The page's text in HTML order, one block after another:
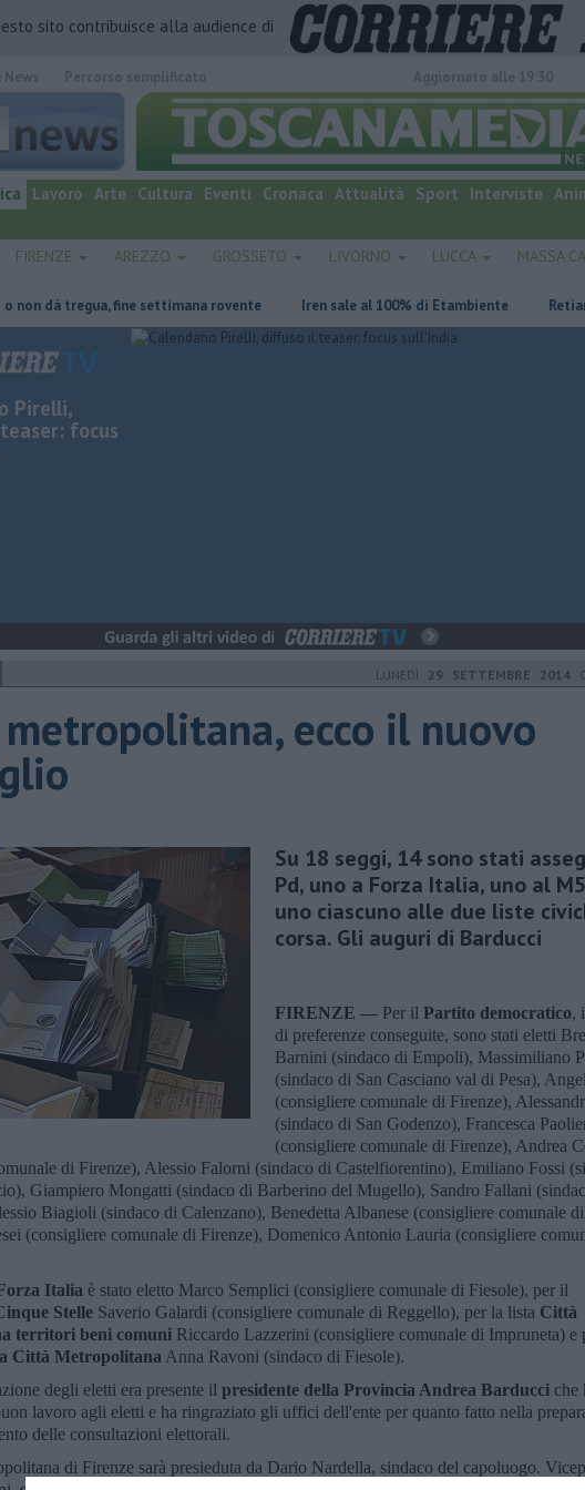
sito contribuisce alla audience di
Lavoro Arte Cultura Eventi Cronaca Attualità Sport Interviste
FIRENZE AREZZO GROSSETO LIVORNO LUCCA MASSA
tregua, fine settimana rovente Iren sale al 100% di Etambiente
Pirelli,
focus
LUNEDÌ 29 SETTEMBRE 2014
ecco il nuovo
Su 18 seggi, 14 sono stati
Pd, uno a Forza Italia, uno al
uno ciascuno alle due liste
corsa. Gli auguri di Barducci
FIRENZE — Per il Partito democratico,
di preferenze conseguite, sono stati eletti
Barnini (sindaco di Empoli), Massimiliano
(sindaco di San Casciano val di Pesa),
(consigliere comunale di Firenze),
(sindaco di San Godenzo), Francesca
(consigliere comunale di Firenze), Andrea
di Firenze), Alessio Falorni (sindaco di Castelfiorentino), Emiliano Fossi
Giampiero Mongatti (sindaco di Barberino del Mugello), Sandro Fallani
Biagioli (sindaco di Calenzano), Benedetta Albanese (consigliere comunale
(consigliere comunale di Firenze), Domenico Antonio Lauria (consigliere
Italia è stato eletto Marco Semplici (consigliere comunale di Fiesole), per il
Stelle Saverio Galardi (consigliere comunale di Reggello), per la lista Città
territori beni comuni Riccardo Lazzerini (consigliere comunale di Impruneta) e
Città Metropolitana Anna Ravoni (sindaco di Fiesole).
degli eletti era presente il presidente della Provincia Andrea Barducci che
lavoro agli eletti e ha ringraziato gli uffici dell'ente per quanto fatto nella
delle consultazioni elettorali.
di Firenze sarà presieduta da Dario Nardella, sindaco del capoluogo.